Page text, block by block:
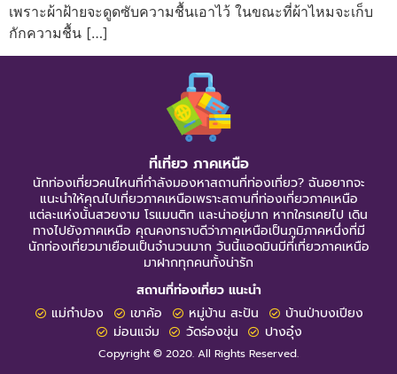
เพราะผ้าฝ้ายจะดูดซับความชื้นเอาไว้ ในขณะที่ผ้าไหมจะเก็บ
กักความชื้น […]
ที่เที่ยว ภาคเหนือ
นักท่องเที่ยวคนไหนที่กำลังมองหาสถานที่ท่องเที่ยว? ฉันอยากจะ
แนะนำให้คุณไปเที่ยวภาคเหนือเพราะสถานที่ท่องเที่ยวภาคเหนือ
แต่ละแห่งนั้นสวยงาม โรแมนติก และน่าอยู่มาก หากใครเคยไป เดิน
ทางไปยังภาคเหนือ คุณคงทราบดีว่าภาคเหนือเป็นภูมิภาคหนึ่งที่มี
นักท่องเที่ยวมาเยือนเป็นจำนวนมาก วันนี้แอดมินมีที่เที่ยวภาคเหนือ
มาฝากทุกคนทั้งน่ารัก
สถานที่ท่องเที่ยว แนะนำ
แม่กำปอง
เขาค้อ หมู่บ้าน สะปัน
บ้านป่าบงเปียง
ม่อนแจ่ม
วัดร่องขุ่น ปางอุ๋ง
Copyright © 2020. All Rights Reserved.